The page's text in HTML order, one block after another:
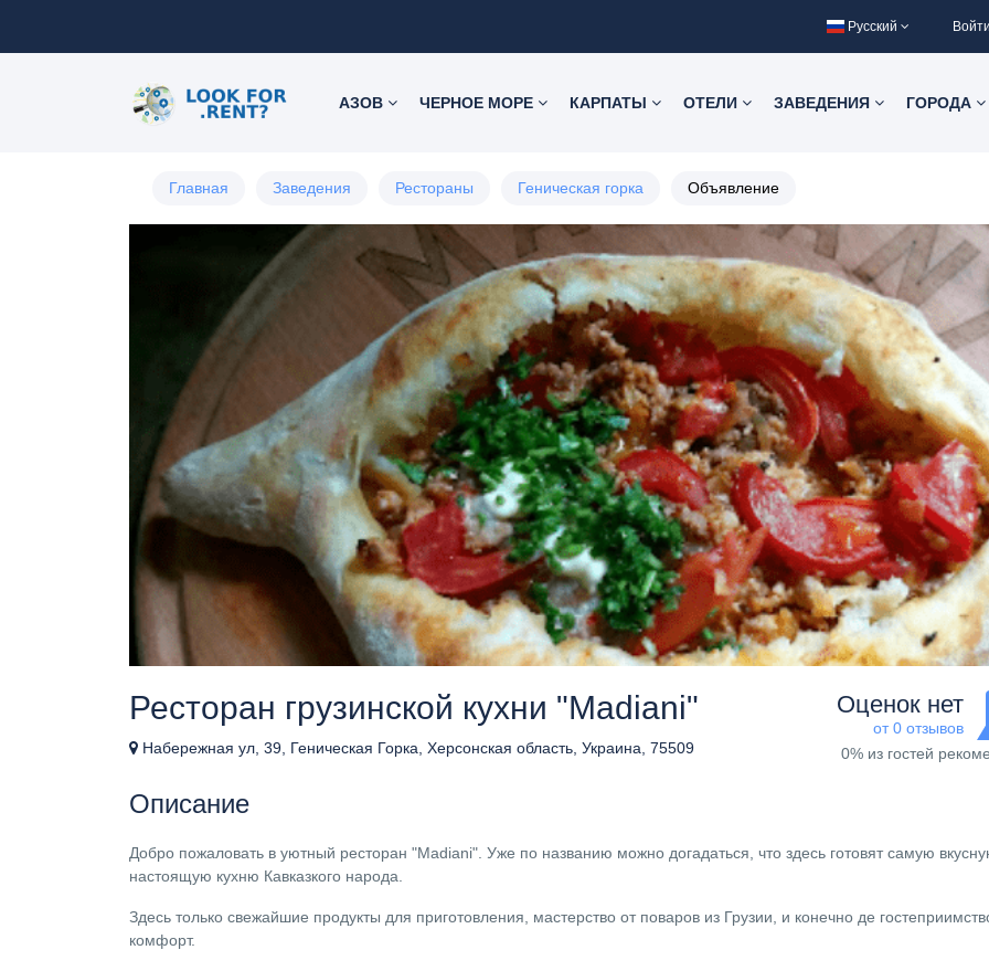
Русский
АЗОВ ЧЕРНОЕ МОРЕ КАРПАТЫ ОТЕЛИ ЗАВЕДЕНИЯ ГОРОДА
Главная Заведения Рестораны Геническая горка Объявление
Ресторан грузинской кухни "Madiani"
Набережная ул, 39, Геническая Горка, Херсонская область, Украина, 75509
Оценок нет
от 0 отзывов
0% из гостей
Описание
Добро пожаловать в уютный ресторан "Madiani". Уже по названию можно догадаться, что здесь готовят самую
настоящую кухню Кавказкого народа.
Здесь только свежайшие продукты для приготовления, мастерство от поваров из Грузии, и конечно де
комфорт.